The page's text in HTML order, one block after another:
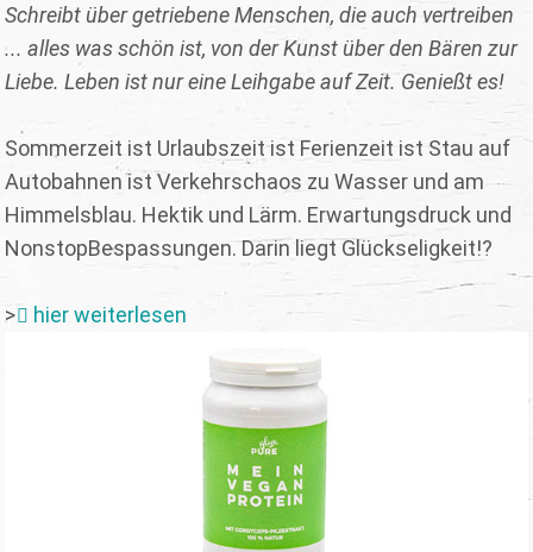
Schreibt über getriebene Menschen, die auch vertreiben
... alles was schön ist, von der Kunst über den Bären zur
Liebe. Leben ist nur eine Leihgabe auf Zeit. Genießt es!
Sommerzeit ist Urlaubszeit ist Ferienzeit ist Stau auf
Autobahnen ist Verkehrschaos zu Wasser und am
Himmelsblau. Hektik und Lärm. Erwartungsdruck und
NonstopBespassungen. Darin liegt Glückseligkeit!?
> hier weiterlesen